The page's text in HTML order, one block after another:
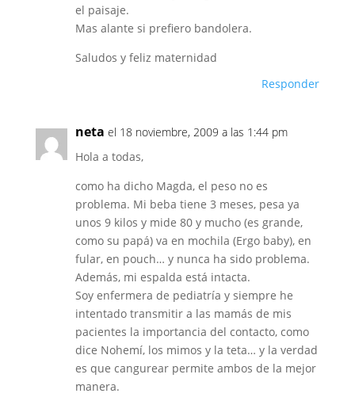
el paisaje.
Mas alante si prefiero bandolera.
Saludos y feliz maternidad
Responder
neta el 18 noviembre, 2009 a las 1:44 pm
Hola a todas,
como ha dicho Magda, el peso no es
problema. Mi beba tiene 3 meses, pesa ya
unos 9 kilos y mide 80 y mucho (es grande,
como su papá) va en mochila (Ergo baby), en
fular, en pouch… y nunca ha sido problema.
Además, mi espalda está intacta.
Soy enfermera de pediatría y siempre he
intentado transmitir a las mamás de mis
pacientes la importancia del contacto, como
dice Nohemí, los mimos y la teta… y la verdad
es que cangurear permite ambos de la mejor
manera.